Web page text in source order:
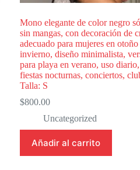
Mono elegante de color negro
sin mangas, con decoración de
adecuado para mujeres en otoño
invierno, diseño minimalista,
para playa en verano, uso diario,
fiestas nocturnas, conciertos,
Talla: S
$800.00
Uncategorized
Añadir al carrito